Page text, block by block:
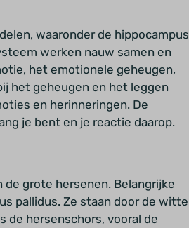
waaronder de hippocampus
werken nauw samen en
het emotionele geheugen,
het geheugen en het leggen
en herinneringen. De
je bent en je reactie daarop.
grote hersenen. Belangrijke
pallidus. Ze staan door de witte
de hersenschors, vooral de